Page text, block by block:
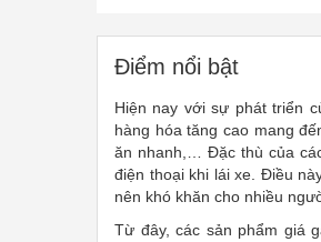
Điểm nổi bật
Hiện nay với sự phát triển
hàng hóa tăng cao mang
ăn nhanh,… Đặc thù của
điện thoại khi lái xe. Điều
nên khó khăn cho nhiều
Từ đây, các sản phẩm giá